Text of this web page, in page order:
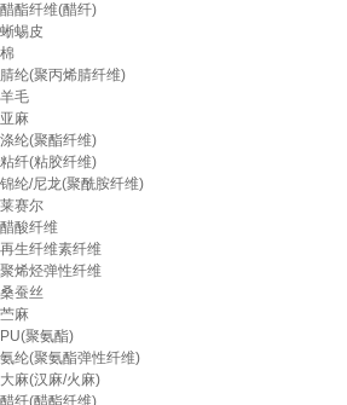
醋酯纤维(醋纤)
蜥蜴皮
棉
腈纶(聚丙烯腈纤维)
羊毛
亚麻
涤纶(聚酯纤维)
粘纤(粘胶纤维)
锦纶/尼龙(聚酰胺纤维)
莱赛尔
醋酸纤维
再生纤维素纤维
聚烯烃弹性纤维
桑蚕丝
苎麻
PU(聚氨酯)
氨纶(聚氨酯弹性纤维)
大麻(汉麻/火麻)
醋纤(醋酯纤维)